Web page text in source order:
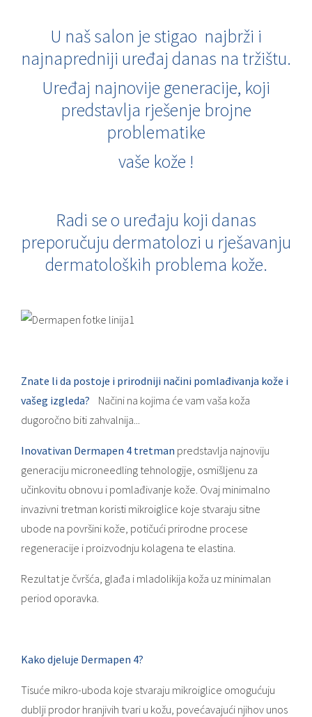
U naš salon je stigao najbrži i
najnapredniji uređaj danas na tržištu.
Uređaj najnovije generacije, koji
predstavlja rješenje brojne
problematike
vaše kože !
Radi se o uređaju koji danas
preporučuju dermatolozi u rješavanju
dermatoloških problema kože.
Znate li da postoje i prirodniji načini pomlađivanja kože i
vašeg izgleda? Načini na kojima će vam vaša koža
dugoročno biti zahvalnija...
Inovativan Dermapen 4 tretman predstavlja najnoviju
generaciju microneedling tehnologije, osmišljenu za
učinkovitu obnovu i pomlađivanje kože. Ovaj minimalno
invazivni tretman koristi mikroiglice koje stvaraju sitne
ubode na površini kože, potičući prirodne procese
regeneracije i proizvodnju kolagena te elastina.
Rezultat je čvršća, glađa i mladolikija koža uz minimalan
period oporavka.
Kako djeluje Dermapen 4?
Tisuće mikro-uboda koje stvaraju mikroiglice omogućuju
dublji prodor hranjivih tvari u kožu, povećavajući njihov unos